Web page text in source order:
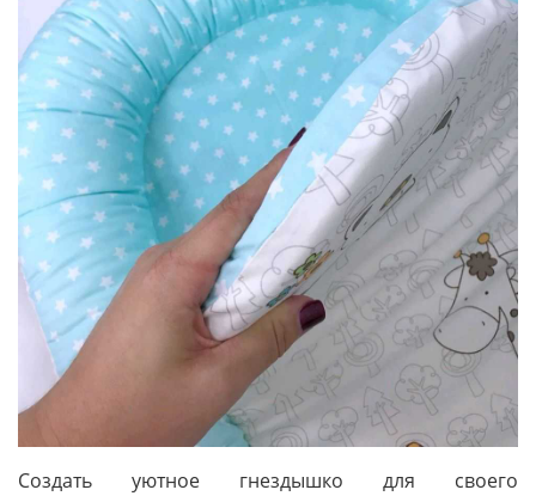
Создать уютное гнездышко для своего